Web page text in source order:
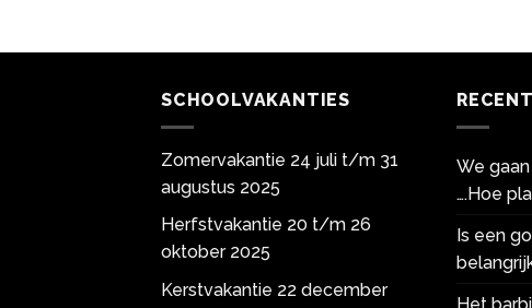
SCHOOLVAKANTIES
Zomervakantie 24 juli t/m 31
augustus 2025
Herfstvakantie 20 t/m 26
oktober 2025
Kerstvakantie 22 december
We
….Hoe
Is een
Het